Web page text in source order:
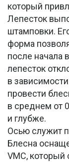
который
Лепесток
штамповки.
форма
после начала
лепесток
в
провести
в среднем от
и глубже.
Осью служит
Блесна
VMC, который